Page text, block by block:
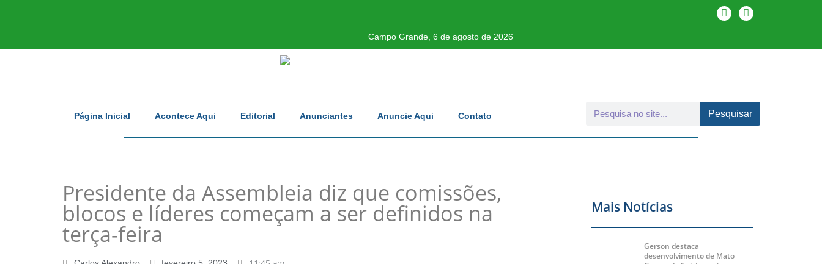
Campo Grande, 6 de agosto de 2026
Página Inicial Acontece Aqui Editorial Anunciantes Anuncie Aqui Contato Pesquisar
Presidente da Assembleia diz que comissões,
blocos e líderes começam a ser definidos na
terça-feira
Mais Notícias
Gerson destaca
desenvolvimento de Mato